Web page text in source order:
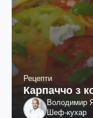
Рецепти
Карпаччо з
Володимир
Шеф-кухар